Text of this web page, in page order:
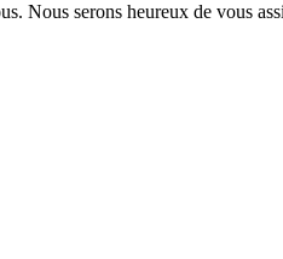
Nous serons heureux de vous